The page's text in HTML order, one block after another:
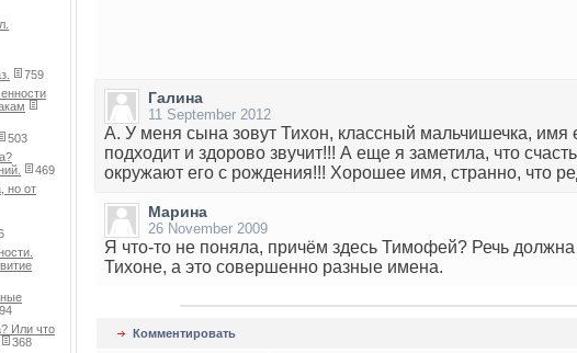
759
503
469
но от
Или что
368
Галина
11 September 2012
А. У меня сына зовут Тихон, классный мальчишечка, имя
подходит и здорово звучит!!! А еще я заметила, что
окружают его с рождения!!! Хорошее имя, странно, что
Марина
26 November 2009
Я что-то не поняла, причём здесь Тимофей? Речь должна
Тихоне, а это совершенно разные имена.
Комментировать